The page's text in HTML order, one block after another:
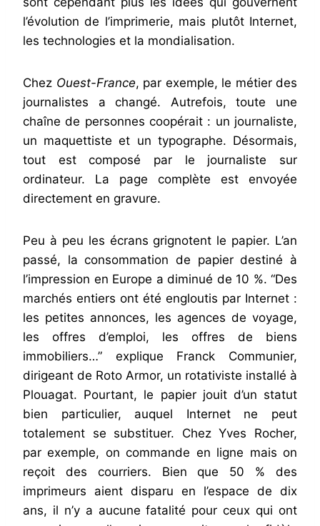
l’évolution de l’imprimerie, mais plutôt Internet,
les technologies et la mondialisation.
Chez Ouest-France, par exemple, le métier des
journalistes a changé. Autrefois, toute une
chaîne de personnes coopérait : un journaliste,
un maquettiste et un typographe. Désormais,
tout est composé par le journaliste sur
ordinateur. La page complète est envoyée
directement en gravure.
Peu à peu les écrans grignotent le papier. L’an
passé, la consommation de papier destiné à
l’impression en Europe a diminué de 10 %. “Des
marchés entiers ont été engloutis par Internet :
les petites annonces, les agences de voyage,
les offres d’emploi, les offres de biens
immobiliers…” explique Franck Communier,
dirigeant de Roto Armor, un rotativiste installé à
Plouagat. Pourtant, le papier jouit d’un statut
bien particulier, auquel Internet ne peut
totalement se substituer. Chez Yves Rocher,
par exemple, on commande en ligne mais on
reçoit des courriers. Bien que 50 % des
imprimeurs aient disparu en l’espace de dix
ans, il n’y a aucune fatalité pour ceux qui ont